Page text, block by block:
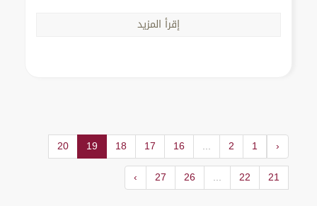
إقرأ المزيد
‹
1
2
...
16
17
18
19
20
21
22
...
26
27
›